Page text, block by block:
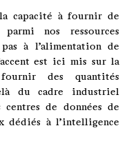
capacité à fournir de
parmi nos ressources
à l’alimentation de
est ici mis sur la
des quantités
du cadre industriel
de données de
dédiés à l’intelligence